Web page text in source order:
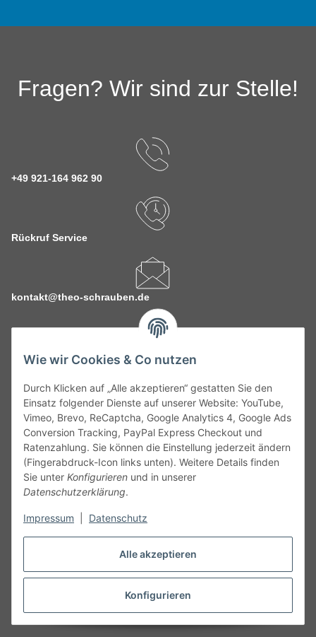
Alle akzeptieren
Konfigurieren
Wie wir Cookies & Co nutzen
Durch Klicken auf „Alle akzeptieren“ gestatten Sie den
Einsatz folgender Dienste auf unserer Website: YouTube,
Vimeo, Brevo, ReCaptcha, Google Analytics 4, Google Ads
Conversion Tracking, PayPal Express Checkout und
Ratenzahlung. Sie können die Einstellung jederzeit ändern
(Fingerabdruck-Icon links unten). Weitere Details finden
Sie unter Konfigurieren und in unserer
Datenschutzerklärung.
Impressum Datenschutz
Fragen? Wir sind zur Stelle!
+49 921-164 962 90
Rückruf Service
kontakt@theo-schrauben.de
Service
Gesetzliche Informationen
Alle technischen Angaben ohne Gewähr. Irrtümer und fehlerhafte
Angaben vorbehalten. Wenn Sie Datenblätter oder spezielle
unseren Kundenservice. Abbildungen der Artikel können
Vertrag widerrufen